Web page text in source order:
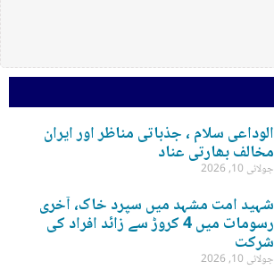
الوداعی سلام ، جذباتی مناظر اور ایران
مخالف بھارتی عناد
جولائی 10, 2026
شہید امت مشہد میں سپرد خاک، آخری
رسومات میں 4 کروڑ سے زائد افراد کی
شرکت
جولائی 10, 2026